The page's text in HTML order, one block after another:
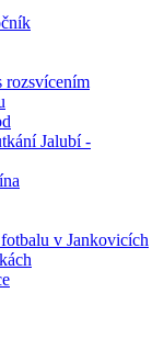
rozsvícením
Jalubí -
v Jankovicích